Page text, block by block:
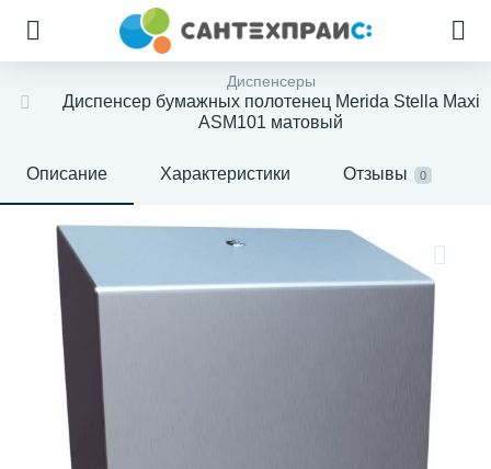
Диспенсеры
Диспенсер бумажных полотенец Merida Stella Maxi
ASM101 матовый
Описание Характеристики Отзывы 0